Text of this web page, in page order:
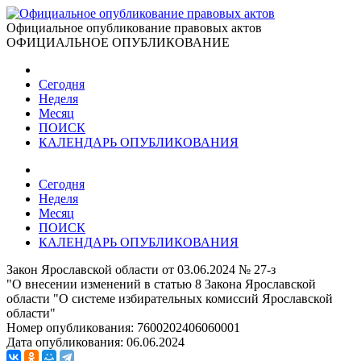
Официальное опубликование правовых актов
ОФИЦИАЛЬНОЕ ОПУБЛИКОВАНИЕ
Сегодня
Неделя
Месяц
ПОИСК
КАЛЕНДАРЬ ОПУБЛИКОВАНИЯ
Сегодня
Неделя
Месяц
ПОИСК
КАЛЕНДАРЬ ОПУБЛИКОВАНИЯ
Закон Ярославской области от 03.06.2024 № 27-з
"О внесении изменений в статью 8 Закона Ярославской
области "О системе избирательных комиссий Ярославской
области"
Номер опубликования: 7600202406060001
Дата опубликования: 06.06.2024